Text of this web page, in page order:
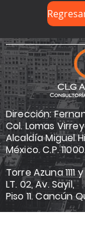
Dirección:
Col. Lomas
Alcaldía Miguel
México. C.P.
Torre Azuna 1111
LT. 02, Av. Sayil,
Piso 11. Cancún